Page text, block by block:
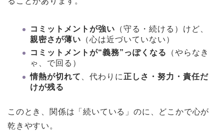
コミットメントが強い （守る・続ける）けど、
親密さが薄い （心は近づいていない）
コミットメントが“義務”っぽくなる
（やらなき
ゃ、で回る）
情熱が切れて
、代わりに 正しさ・努力・責任だ
けが残る
このとき、関係は「続いている」のに、どこかで心が
乾きやすい。